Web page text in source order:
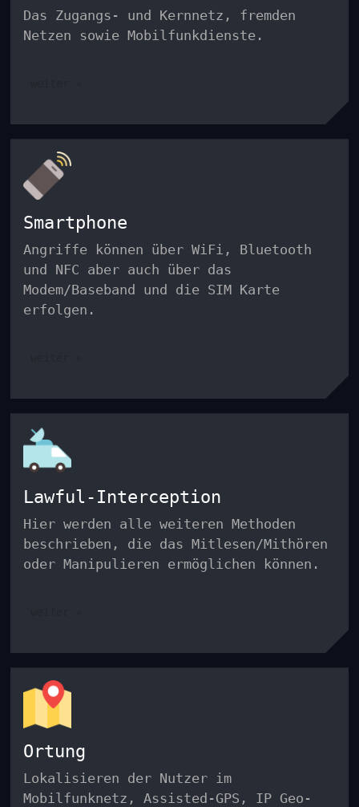
Das Zugangs- und Kernnetz, fremden
Netzen sowie Mobilfunkdienste.
Smartphone
Angriffe können über WiFi, Bluetooth
und NFC aber auch über das
Modem/Baseband und die SIM Karte
erfolgen.
Lawful-Interception
Hier werden alle weiteren Methoden
beschrieben, die das Mitlesen/Mithören
oder Manipulieren ermöglichen können.
Ortung
Lokalisieren der Nutzer im
Mobilfunknetz, Assisted-GPS, IP Geo-